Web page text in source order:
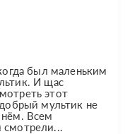
был маленьким
И щас
этот
мультик не
Всем
смотрели...